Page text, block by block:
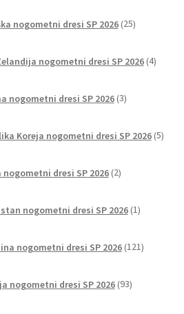
nogometni dresi SP 2026 25izdelkov
nogometni dresi SP 2026 4izdelki
nogometni dresi SP 2026 3izdelki
Koreja nogometni dresi SP 2026 5
nogometni dresi SP 2026 2izdelka
nogometni dresi SP 2026 1izdelek
nogometni dresi SP 2026 121izdelkov
nogometni dresi SP 2026 93izdelkov